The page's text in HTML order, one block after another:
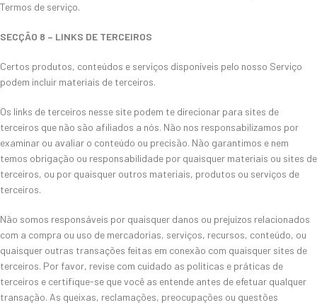
Termos de serviço.
SECÇÃO 8 – LINKS DE TERCEIROS
Certos produtos, conteúdos e serviços disponíveis pelo nosso Serviço
podem incluir materiais de terceiros.
Os links de terceiros nesse site podem te direcionar para sites de
terceiros que não são afiliados a nós. Não nos responsabilizamos por
examinar ou avaliar o conteúdo ou precisão. Não garantimos e nem
temos obrigação ou responsabilidade por quaisquer materiais ou sites de
terceiros, ou por quaisquer outros materiais, produtos ou serviços de
terceiros.
Não somos responsáveis por quaisquer danos ou prejuízos relacionados
com a compra ou uso de mercadorias, serviços, recursos, conteúdo, ou
quaisquer outras transações feitas em conexão com quaisquer sites de
terceiros. Por favor, revise com cuidado as políticas e práticas de
terceiros e certifique-se que você as entende antes de efetuar qualquer
transação. As queixas, reclamações, preocupações ou questões